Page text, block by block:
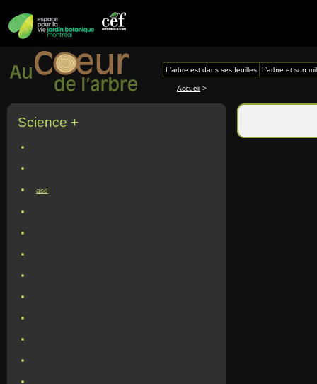
L'arbre est dans ses feuilles L’arbre et son
Accueil >
Science +
asd